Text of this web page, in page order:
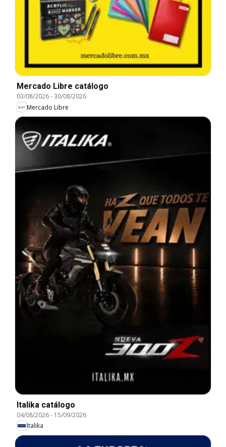
Mercado Libre catálogo
03/08/2026-30/08/2026
Mercado Libre
Italika catálogo
04/08/2026- 15/09/2026
Italika